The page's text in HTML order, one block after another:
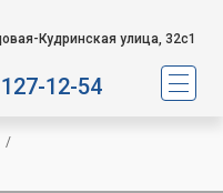
Кудринская улица, 32с1
12-54
/